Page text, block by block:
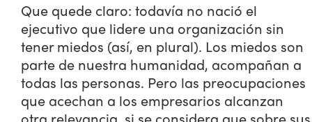
Que quede claro: todavía no nació el
ejecutivo que lidere una organización sin
tener miedos (así, en plural). Los miedos son
parte de nuestra humanidad, acompañan a
todas las personas. Pero las preocupaciones
que acechan a los empresarios alcanzan